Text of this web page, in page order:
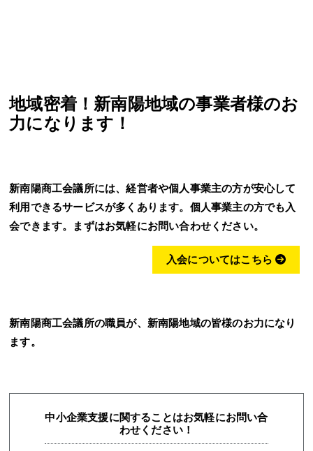
地域密着！新南陽地域の事業者様のお
力になります！
新南陽商工会議所には、経営者や個人事業主の方が安心して
利用できるサービスが多くあります。個人事業主の方でも入
会できます。まずはお気軽にお問い合わせください。
入会についてはこちら
新南陽商工会議所の職員が、新南陽地域の皆様のお力になり
ます。
中小企業支援に関することはお気軽にお問い合
わせください！